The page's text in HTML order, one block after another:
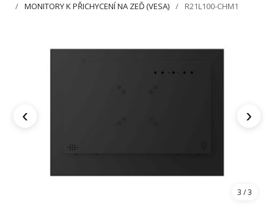
MONITORY K PŘICHYCENÍ NA ZEĎ (VESA)
R21L100-CHM1
‹ ›
1 / 3